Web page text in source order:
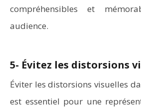
compréhensibles et
audience.
5- Évitez les distorsions
Éviter les distorsions visuelles
est essentiel pour une